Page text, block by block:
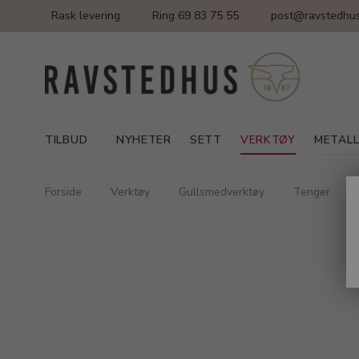
Rask levering Ring 69 83 75 55
TILBUD NYHETER SETT VERKTØY
Forside Verktøy Gullsmedverktøy Tenger